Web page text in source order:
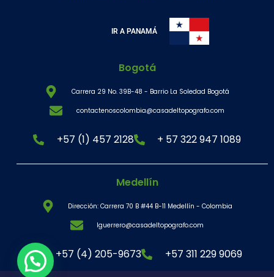
IR A PANAMÁ
Bogotá
Carrera 29 No. 39B-48 - Barrio La Soledad Bogotá
contactenoscolombia@casadeltopografo.com
+57 (1) 457 2128 + 57 322 947 1089
Medellín
Dirección: Carrera 70 B #44 B-11 Medellín - Colombia
lguerrero@casadeltopografo.com
+57 (4) 205-9673 +57 311 229 9069